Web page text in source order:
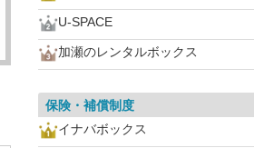
U-SPACE
加瀬のレンタルボックス
保険・補償制度
イナバボックス